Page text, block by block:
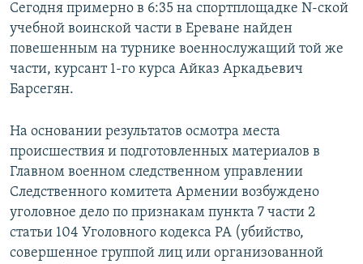
Сегодня примерно в 6:35 на спортплощадке N-ской
учебной воинской части в Ереване найден
повешенным на турнике военнослужащий той же
части, курсант 1-го курса Айказ Аркадьевич
Барсегян.
На основании результатов осмотра места
происшествия и подготовленных материалов в
Главном военном следственном управлении
Следственного комитета Армении возбуждено
уголовное дело по признакам пункта 7 части 2
статьи 104 Уголовного кодекса РА (убийство,
совершенное группой лиц или организованной